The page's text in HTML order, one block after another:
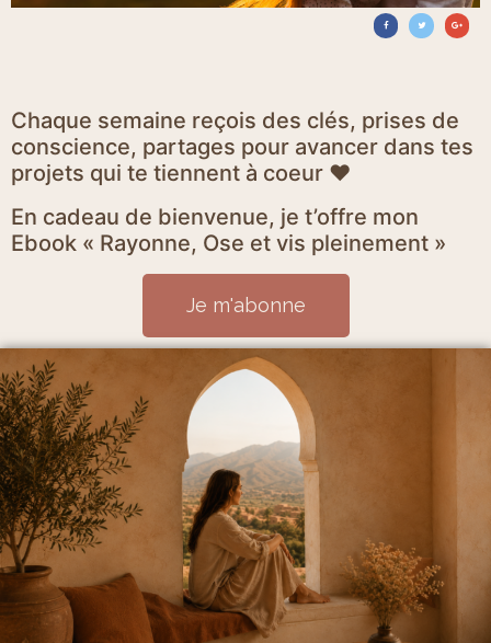
Chaque semaine reçois des clés, prises de
conscience, partages pour avancer dans tes
projets qui te tiennent à coeur ♥
En cadeau de bienvenue, je t’offre mon
Ebook « Rayonne, Ose et vis pleinement »
Je m'abonne
Mentions Légales et politique de confidentialité